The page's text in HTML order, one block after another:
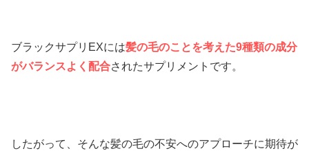
ブラックサプリEXには髪の毛のことを考えた9種類の成分
がバランスよく配合されたサプリメントです。
したがって、そんな髪の毛の不安へのアプローチに期待が